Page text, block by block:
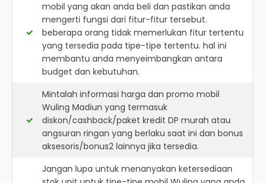
mobil yang akan anda beli dan pastikan anda
mengerti fungsi dari fitur-fitur tersebut.
beberapa orang tidak memerlukan fitur tertentu
yang tersedia pada tipe-tipe tertentu. hal ini
membantu anda menyeimbangkan antara
budget dan kebutuhan.
Mintalah informasi harga dan promo mobil
Wuling Madiun yang termasuk
diskon/cashback/paket kredit DP murah atau
angsuran ringan yang berlaku saat ini dan bonus
aksesoris/bonus2 lainnya jika tersedia.
Jangan lupa untuk menanyakan ketersediaan